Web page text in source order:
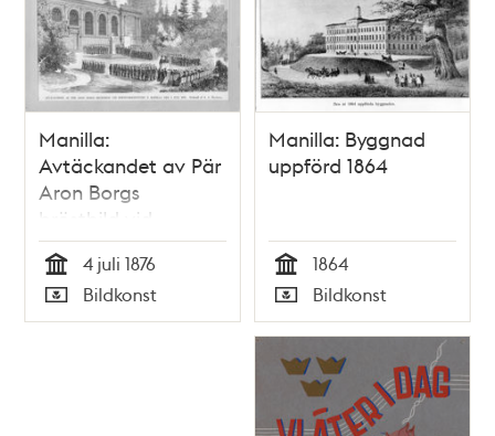
Manilla:
Avtäckandet av Pär
Aron Borgs
bröstbild vid
Manillaskolan 1876
Tid
4 juli 1876
Typ
Bildkonst
Manilla: Byggnad
uppförd 1864
Tid
1864
Typ
Bildkonst